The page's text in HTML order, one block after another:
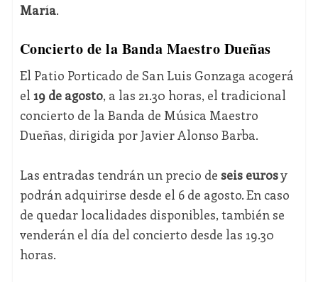
María.
Concierto de la Banda Maestro Dueñas
El Patio Porticado de San Luis Gonzaga acogerá
el 19 de agosto, a las 21.30 horas, el tradicional
concierto de la Banda de Música Maestro
Dueñas, dirigida por Javier Alonso Barba.
Las entradas tendrán un precio de seis eurosy
podrán adquirirse desde el 6 de agosto. En caso
de quedar localidades disponibles, también se
venderán el día del concierto desde las 19.30
horas.